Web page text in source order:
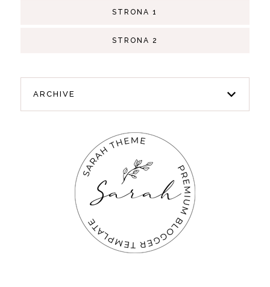
STRONA 1
STRONA 2
ARCHIVE